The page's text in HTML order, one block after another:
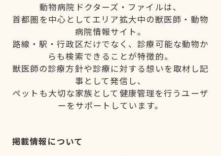
動物病院ドクターズ・ファイルは、
首都圏を中心としてエリア拡大中の獣医師・動物
病院情報サイト。
路線・駅・行政区だけでなく、診療可能な動物か
らも検索できることが特徴的。
獣医師の診療方針や診療に対する想いを取材し記
事として発信し、
ペットも大切な家族として健康管理を行うユーザ
ーをサポートしています。
掲載情報について